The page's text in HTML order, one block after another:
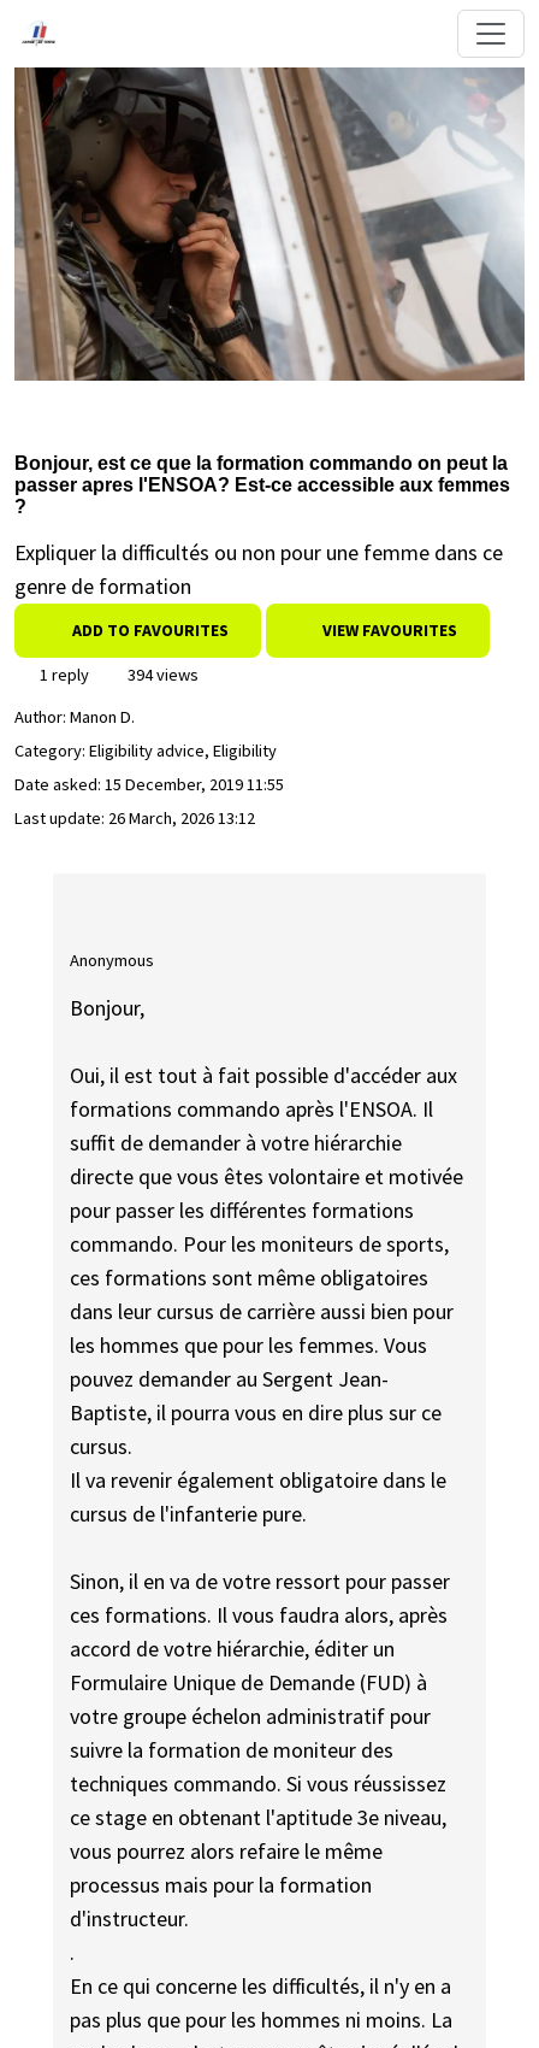
Bonjour, est ce que la formation commando on peut la
passer apres l'ENSOA? Est-ce accessible aux femmes
?
Expliquer la difficultés ou non pour une femme dans ce
genre de formation
ADD TO FAVOURITES VIEW FAVOURITES
1 reply
394 views
Author: Manon D.
Category: Eligibility advice, Eligibility
Date asked: 15 December, 2019 11:55
Last update: 26 March, 2026 13:12
Anonymous
Bonjour,
Oui, il est tout à fait possible d'accéder aux
formations commando après l'ENSOA. Il
suffit de demander à votre hiérarchie
directe que vous êtes volontaire et motivée
pour passer les différentes formations
commando. Pour les moniteurs de sports,
ces formations sont même obligatoires
dans leur cursus de carrière aussi bien pour
les hommes que pour les femmes. Vous
pouvez demander au Sergent Jean-
Baptiste, il pourra vous en dire plus sur ce
cursus.
Il va revenir également obligatoire dans le
cursus de l'infanterie pure.
Sinon, il en va de votre ressort pour passer
ces formations. Il vous faudra alors, après
accord de votre hiérarchie, éditer un
Formulaire Unique de Demande (FUD) à
votre groupe échelon administratif pour
suivre la formation de moniteur des
techniques commando. Si vous réussissez
ce stage en obtenant l'aptitude 3e niveau,
vous pourrez alors refaire le même
processus mais pour la formation
d'instructeur.
.
En ce qui concerne les difficultés, il n'y en a
pas plus que pour les hommes ni moins. La